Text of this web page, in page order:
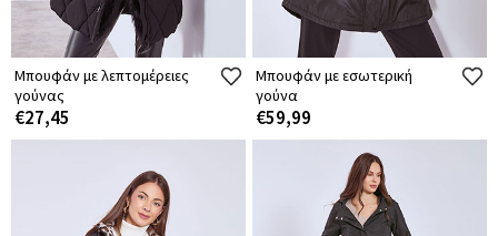
Μπουφάν με λεπτομέρειες
γούνας
€27,45
Μπουφάν με εσωτερική
γούνα
€59,99